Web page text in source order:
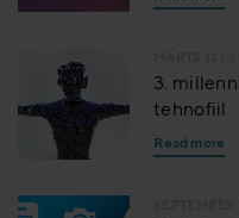
3.
tehnofiil
Read more